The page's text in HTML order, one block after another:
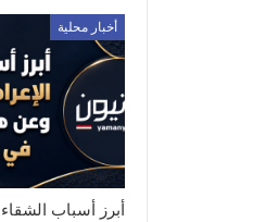
أخبار محلية
أبرز أسباب